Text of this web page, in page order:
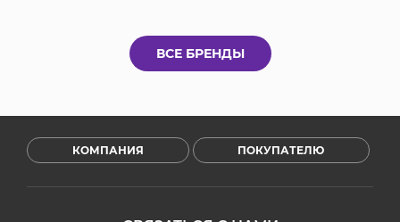
ВСЕ БРЕНДЫ
КОМПАНИЯ ПОКУПАТЕЛЮ